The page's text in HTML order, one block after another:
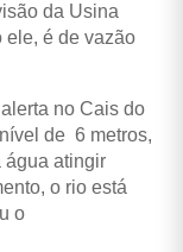
da Usina
ele, é de vazão
no Cais do
de 6 metros,
água atingir
o rio está
o